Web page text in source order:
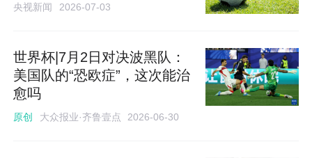
央视新闻 2026-07-03
世界杯|7月2日对决波黑队：
美国队的“恐欧症”，这次能治
愈吗
原创 大众报业·齐鲁壹点 2026-06-30